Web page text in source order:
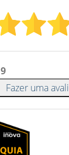
9
Fazer uma